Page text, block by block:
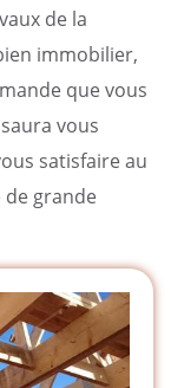
de la
immobilier,
que vous
vous
satisfaire au
grande